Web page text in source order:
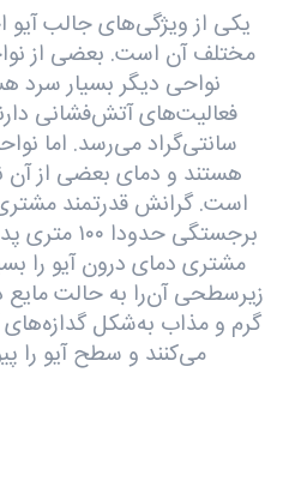
یکی از ویژگی‌های جالب
مختلف آن است. بعضی از
نواحی دیگر بسیار سرد
سانتی‌گراد می‌رسد. اما
است. گرانش قدرتمند
برجستگی
مشتری دمای درون آیو را
زیرسطحی آن‌را به حالت
گرم و مذاب به‌شکل
می‌کنند و سطح آیو را